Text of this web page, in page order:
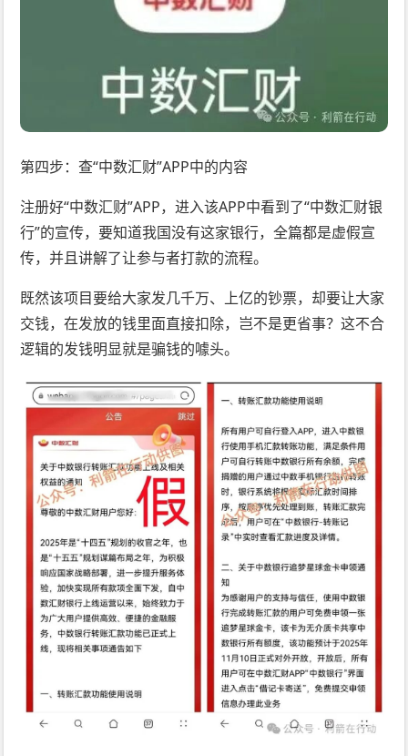
第四步：查“中数汇财”APP中的内容
注册好“中数汇财”APP，进入该APP中看到了“中数汇财银
行”的宣传，要知道我国没有这家银行，全篇都是虚假宣
传，并且讲解了让参与者打款的流程。
既然该项目要给大家发几千万、上亿的钞票，却要让大家
交钱，在发放的钱里面直接扣除，岂不是更省事？这不合
逻辑的发钱明显就是骗钱的噱头。